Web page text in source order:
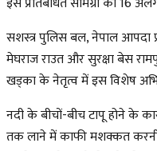
सशस्त्र पुलिस बल, नेपाल आपदा
मेघराज राउत और सुरक्षा बेस
खड्का के नेतृत्व में इस विशेष
नदी के बीचों-बीच टापू होने के
तक लाने में काफी मशक्कत करनी